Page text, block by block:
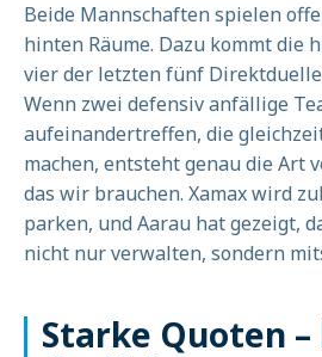
Beide Mannschaften spielen
hinten Räume. Dazu kommt die
vier der letzten fünf
Wenn zwei defensiv anfällige
aufeinandertreffen, die
machen, entsteht genau die Art
das wir brauchen. Xamax wird
parken, und Aarau hat gezeigt,
nicht nur verwalten, sondern
Starke Quoten